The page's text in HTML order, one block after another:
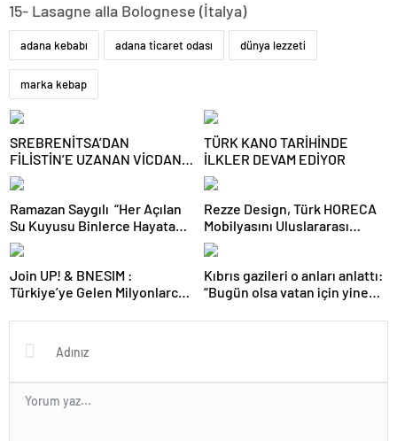
15- Lasagne alla Bolognese (İtalya)
adana kebabı adana ticaret odası dünya lezzeti
marka kebap
SREBRENİTSA’DAN
FİLİSTİN’E UZANAN VİCDAN
YOLCULUĞU ADANA’YA
GELİYOR
TÜRK KANO TARİHİNDE
İLKLER DEVAM EDİYOR
Ramazan Saygılı “Her Açılan
Su Kuyusu Binlerce Hayata
Umut Oluyor”
Rezze Design, Türk HORECA
Mobilyasını Uluslararası
Projelere Taşıyor
Join UP! & BNESIM :
Türkiye’ye Gelen Milyonlarca
Kıbrıs gazileri o anları anlattı:
“Bugün olsa vatan için yine